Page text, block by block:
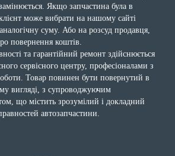
Якщо запчастина була в
може вибрати на нашому сайті
суму. Або на розсуд продавця,
повернення коштів.
та гарантійний ремонт здійснюється
сервісного центру, професіоналами з
Товар повинен бути повернутий в
вигляді, з супроводжуючим
що містить зрозумілий і докладний
автозапчастини.